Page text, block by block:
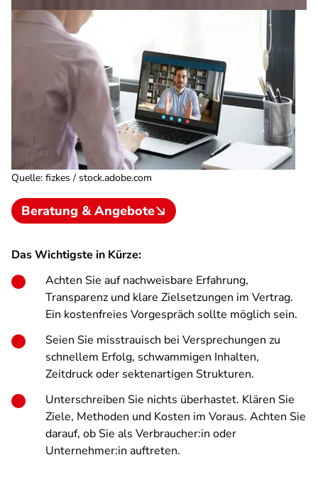
Quelle: fizkes / stock.adobe.com
Beratung & Angebote
Das Wichtigste in Kürze:
Achten Sie auf nachweisbare Erfahrung,
Transparenz und klare Zielsetzungen im Vertrag.
Ein kostenfreies Vorgespräch sollte möglich sein.
Seien Sie misstrauisch bei Versprechungen zu
schnellem Erfolg, schwammigen Inhalten,
Zeitdruck oder sektenartigen Strukturen.
Unterschreiben Sie nichts überhastet. Klären Sie
Ziele, Methoden und Kosten im Voraus. Achten Sie
darauf, ob Sie als Verbraucher:in oder
Unternehmer:in auftreten.